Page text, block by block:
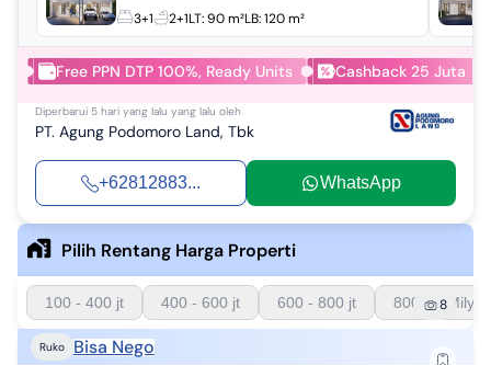
3+1
2+1LT:90 m²LB:120 m²
Free PPN DTP 100%, Ready Units Cashback 25 Juta
Diperbarui 5 hari yang lalu yang lalu oleh
PT. Agung Podomoro Land, Tbk
+62812883... WhatsApp
Pilih Rentang Harga Properti
100 - 400 jt 400 - 600 jt 600 - 800 jt 800 - 1 Milyar
8
Ruko Bisa Nego